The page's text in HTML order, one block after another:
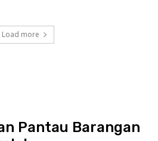
Load more